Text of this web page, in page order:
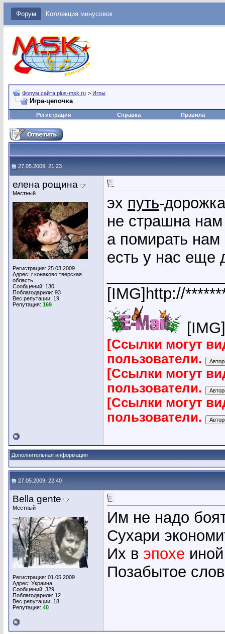
Форум Коллекция минусовок
Форум сайта plus-msk.ru > Игры
Игра-цепочка
Регистрация Справка Правила
27.05.2009, 21:23
елена рощина
Местный
Регистрация: 25.03.2009
Адрес: г.конаково тверская
область
Сообщений: 130
Поблагодарили: 93
Вес репутации: 19
Репутация: 169
эх путь-
не страшна
а помирать нам
есть у нас еще
[IMG]http://
[Ссылки могут
пользователи.
[Ссылки могут
пользователи.
[Ссылки могут
пользователи.
Дополнительная информация
27.05.2009, 22:40
Bella gente
Местный
Регистрация: 01.05.2009
Адрес: Украина
Сообщений: 329
Поблагодарили: 12
Вес репутации: 18
Репутация: 40
Им не надо
Сухари
Их в эпохе
Позабытое